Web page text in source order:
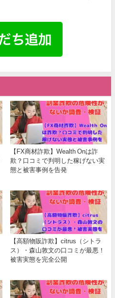
【FX商材詐欺】Wealth Onは詐
欺？口コミで判明した稼げない実
態と被害事例を告発
【高額物販詐欺】citrus（シトラ
ス）・森山敦文の口コミが最悪！
被害実態を完全公開